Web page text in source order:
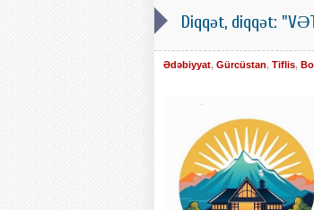
Diqqət, diqqət:
Ədəbiyyat, Gürcüstan, Tiflis,